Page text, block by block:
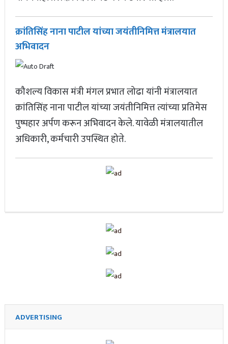
चॅम्पियन्स ट्रॉफी अंतिम फेरीत धडक
क्रांतिसिंह नाना पाटील यांच्या जयंतीनिमित्त मंत्रालयात
अभिवादन
कौशल्य विकास मंत्री मंगल प्रभात लोढा यांनी मंत्रालयात
क्रांतिसिंह नाना पाटील यांच्या जयंतीनिमित्त त्यांच्या प्रतिमेस
पुष्पहार अर्पण करून अभिवादन केले. यावेळी मंत्रालयातील
अधिकारी, कर्मचारी उपस्थित होते.
ADVERTISING